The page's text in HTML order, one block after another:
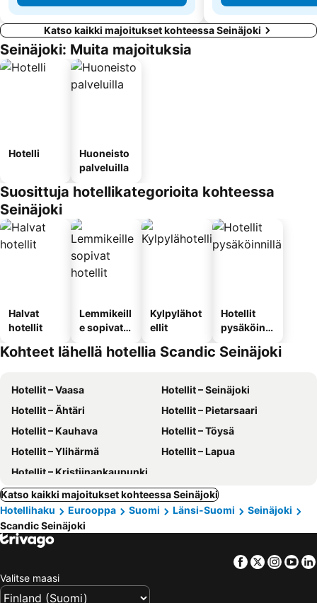
Katso kaikki majoitukset kohteessa Seinäjoki
Seinäjoki: Muita majoituksia
Hotelli
Huoneisto
palveluilla
Suosittuja hotellikategorioita kohteessa
Seinäjoki
Halvat
hotellit
Lemmikeill
e sopivat
Kylpylähot
ellit
Hotellit
pysäköinni
Kohteet lähellä hotellia Scandic Seinäjoki
Hotellit – Vaasa
Hotellit – Seinäjoki
Hotellit – Ähtäri
Hotellit – Pietarsaari
Hotellit – Kauhava
Hotellit – Töysä
Hotellit – Ylihärmä
Hotellit – Lapua
Hotellit – Kristiinankaupunki
Katso kaikki majoitukset kohteessa Seinäjoki
Hotellihaku
Eurooppa Suomi Länsi-Suomi
Seinäjoki
Scandic Seinäjoki
Facebook
Twitter
Valitse maasi